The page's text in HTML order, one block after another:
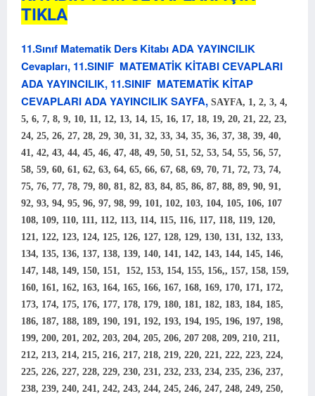
TIKLA
11.Sınıf Matematik Ders Kitabı ADA YAYINCILIK
Cevapları, 11.SINIF MATEMATİK KİTABI CEVAPLARI
ADA YAYINCILIK, 11.SINIF MATEMATİK KİTAP
CEVAPLARI ADA YAYINCILIK SAYFA, SAYFA, 1, 2, 3, 4,
5, 6, 7, 8, 9, 10, 11, 12, 13, 14, 15, 16, 17, 18, 19, 20, 21, 22, 23,
24, 25, 26, 27, 28, 29, 30, 31, 32, 33, 34, 35, 36, 37, 38, 39, 40,
41, 42, 43, 44, 45, 46, 47, 48, 49, 50, 51, 52, 53, 54, 55, 56, 57,
58, 59, 60, 61, 62, 63, 64, 65, 66, 67, 68, 69, 70, 71, 72, 73, 74,
75, 76, 77, 78, 79, 80, 81, 82, 83, 84, 85, 86, 87, 88, 89, 90, 91,
92, 93, 94, 95, 96, 97, 98, 99, 101, 102, 103, 104, 105, 106, 107
108, 109, 110, 111, 112, 113, 114, 115, 116, 117, 118, 119, 120,
121, 122, 123, 124, 125, 126, 127, 128, 129, 130, 131, 132, 133,
134, 135, 136, 137, 138, 139, 140, 141, 142, 143, 144, 145, 146,
147, 148, 149, 150, 151, 152, 153, 154, 155, 156,, 157, 158, 159,
160, 161, 162, 163, 164, 165, 166, 167, 168, 169, 170, 171, 172,
173, 174, 175, 176, 177, 178, 179, 180, 181, 182, 183, 184, 185,
186, 187, 188, 189, 190, 191, 192, 193, 194, 195, 196, 197, 198,
199, 200, 201, 202, 203, 204, 205, 206, 207 208, 209, 210, 211,
212, 213, 214, 215, 216, 217, 218, 219, 220, 221, 222, 223, 224,
225, 226, 227, 228, 229, 230, 231, 232, 233, 234, 235, 236, 237,
238, 239, 240, 241, 242, 243, 244, 245, 246, 247, 248, 249, 250,